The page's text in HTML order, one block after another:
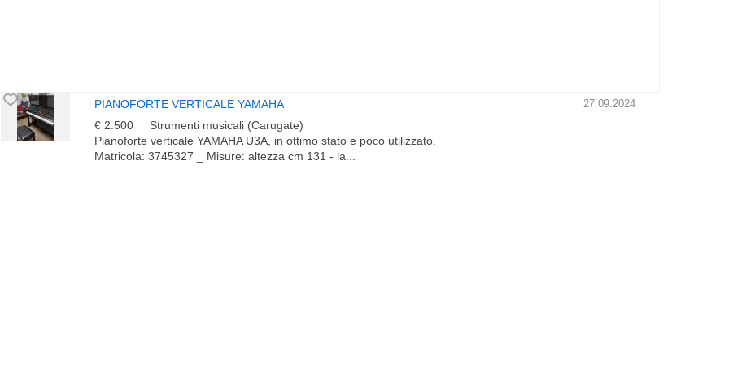
27.09.2024
PIANOFORTE VERTICALE YAMAHA
€ 2.500
Strumenti musicali (Carugate)
Pianoforte verticale YAMAHA U3A, in ottimo stato e poco utilizzato.
Matricola: 3745327 _ Misure: altezza cm 131 - la...